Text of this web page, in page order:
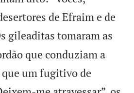
de Efraim e de
gileaditas tomaram as
que conduziam a
um fugitivo de